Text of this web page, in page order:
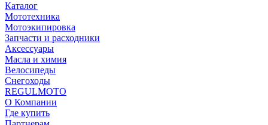
Каталог
Мототехника
Мотоэкипировка
Запчасти и расходники
Аксессуары
Масла и химия
Велосипеды
Снегоходы
REGULMOTO
О Компании
Где купить